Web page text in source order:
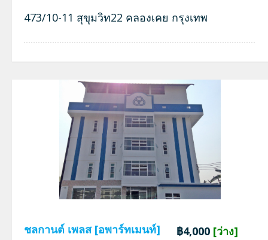
473/10-11 สุขุมวิท22 คลองเคย กรุงเทพ
ชลกานต์ เพลส [อพาร์ทเมนท์] ฿4,000 [ว่าง]